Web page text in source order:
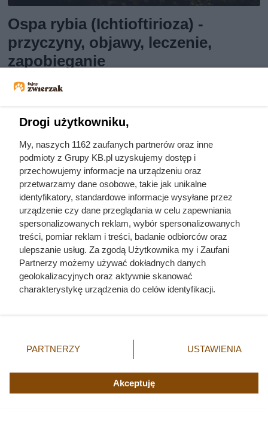
Ospa rybia (Ichtioftirioza) -
przyczyny, objawy, leczenie,
zapobieganie
nie zaszkodzi.
Drogi użytkowniku,
My, naszych 1162 zaufanych partnerów oraz inne
podmioty z Grupy KB.pl uzyskujemy dostęp i
przechowujemy informacje na urządzeniu oraz
przetwarzamy dane osobowe, takie jak unikalne
identyfikatory, standardowe informacje wysyłane przez
urządzenie czy dane przeglądania w celu zapewniania
spersonalizowanych reklam, wybór spersonalizowanych
treści, pomiar reklam i treści, badanie odbiorców oraz
ulepszanie usług. Za zgodą Użytkownika my i Zaufani
Partnerzy możemy używać dokładnych danych
geolokalizacyjnych oraz aktywnie skanować
charakterystykę urządzenia do celów identyfikacji.
zmienić/wycofać klikając przycisk ustawień prywatności
znajdujący się w lewym dolnym rogu strony. Niektóre
użytkownika, ale masz prawo sprzeciwić się takiemu
przetwarzaniu. Preferencje będą miały zastosowania tylko
PARTNERZY USTAWIENIA
Akceptuję